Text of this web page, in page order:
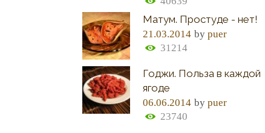
Матум. Простуде - нет!
21.03.2014 bypuer
31214
Годжи. Польза в каждой
ягоде
06.06.2014 bypuer
23740